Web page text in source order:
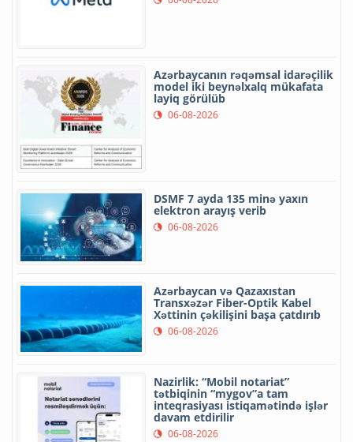
Azərbaycanın rəqəmsal idarəçilik
model iki beynəlxalq mükafata
layiq görülüb
06-08-2026
DSMF 7 ayda 135 minə yaxın
elektron arayış verib
06-08-2026
Azərbaycan və Qazaxıstan
Transxəzər Fiber-Optik Kabel
Xəttinin çəkilişini başa çatdırıb
06-08-2026
Nazirlik: “Mobil notariat”
tətbiqinin “mygov”a tam
inteqrasiyası istiqamətində işlər
davam etdirilir
06-08-2026